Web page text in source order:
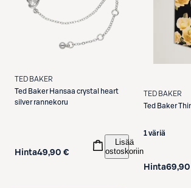
TED BAKER
Ted Baker Hansaa crystal heart
silver rannekoru
Hinta49,90 €
Lisää
ostoskoriin
TED BAKER
Ted Baker
1 väriä
Hinta